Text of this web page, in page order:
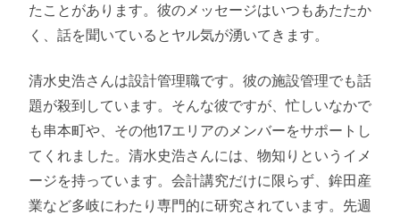
たことがあります。彼のメッセージはいつもあたたか
く、話を聞いているとヤル気が湧いてきます。
清水史浩さんは設計管理職です。彼の施設管理でも話
題が殺到しています。そんな彼ですが、忙しいなかで
も串本町や、その他17エリアのメンバーをサポートし
てくれました。清水史浩さんには、物知りというイメ
ージを持っています。会計講究だけに限らず、鉾田産
業など多岐にわたり専門的に研究されています。先週